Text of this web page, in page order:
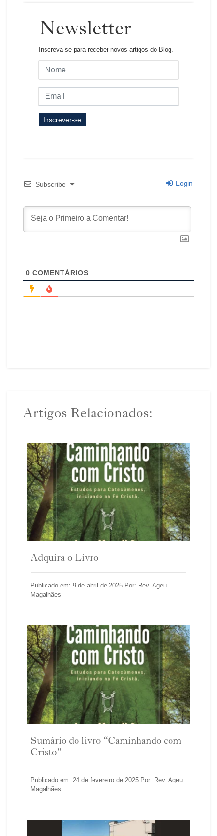
Newsletter
Inscreva-se para receber novos artigos do Blog.
Inscrever-se
Subscribe Login
0 COMENTÁRIOS
Artigos Relacionados:
Adquira o Livro
Publicado em: 9 de abril de 2025 Por: Rev. Ageu
Magalhães
Sumário do livro “Caminhando com
Cristo”
Publicado em: 24 de fevereiro de 2025 Por: Rev. Ageu
Magalhães